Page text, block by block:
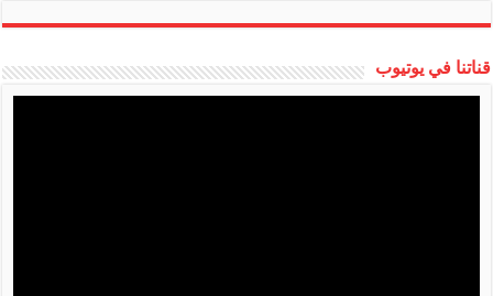
قناتنا في يوتيوب